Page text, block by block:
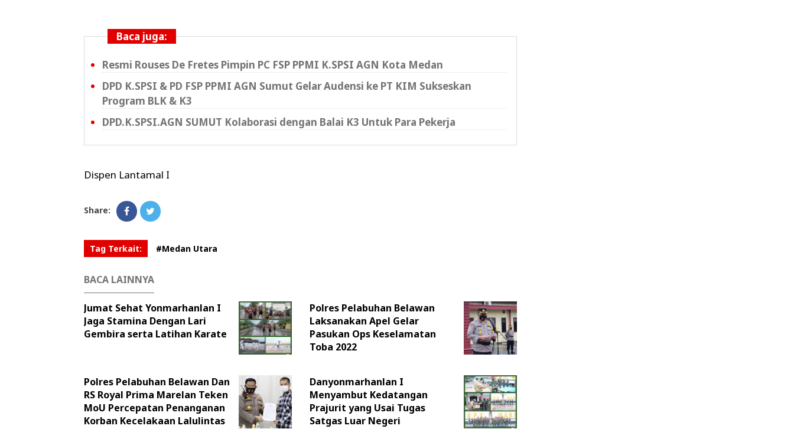
Baca juga:
Resmi Rouses De Fretes Pimpin PC FSP PPMI K.SPSI AGN Kota Medan
DPD K.SPSI & PD FSP PPMI AGN Sumut Gelar Audensi ke PT KIM Sukseskan
Program BLK & K3
DPD.K.SPSI.AGN SUMUT Kolaborasi dengan Balai K3 Untuk Para Pekerja
Dispen Lantamal I
Share:
Tag Terkait: #Medan Utara
BACA LAINNYA
Jumat Sehat Yonmarhanlan I
Jaga Stamina Dengan Lari
Gembira serta Latihan Karate
Polres Pelabuhan Belawan
Laksanakan Apel Gelar
Pasukan Ops Keselamatan
Toba 2022
Polres Pelabuhan Belawan Dan
RS Royal Prima Marelan Teken
MoU Percepatan Penanganan
Korban Kecelakaan Lalulintas
Danyonmarhanlan I
Menyambut Kedatangan
Prajurit yang Usai Tugas
Satgas Luar Negeri